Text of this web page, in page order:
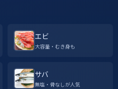
エビ
大容量・むき身も
サバ
無塩・骨なしが人気